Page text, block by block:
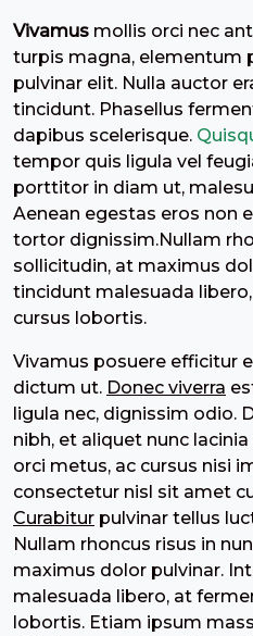
Vivamus mollis orci nec
turpis magna, elementum
pulvinar elit. Nulla auctor
tincidunt. Phasellus
dapibus scelerisque.
tempor quis ligula vel
porttitor in diam ut,
Aenean egestas eros non
tortor dignissim.Nullam
sollicitudin, at maximus
tincidunt malesuada
cursus lobortis.
Vivamus posuere efficitur
dictum ut. Donec viverra
ligula nec, dignissim odio.
nibh, et aliquet nunc lacinia
orci metus, ac cursus nisi
consectetur nisl sit amet
Curabitur pulvinar tellus
Nullam rhoncus risus in
maximus dolor pulvinar.
malesuada libero, at
lobortis. Etiam ipsum